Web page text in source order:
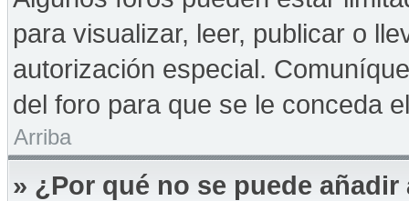
para visualizar, leer, publicar o
autorización especial.
del foro para que se le conceda
Arriba
» ¿Por qué no se puede